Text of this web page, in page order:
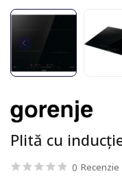
Plită cu
0 Recenzie